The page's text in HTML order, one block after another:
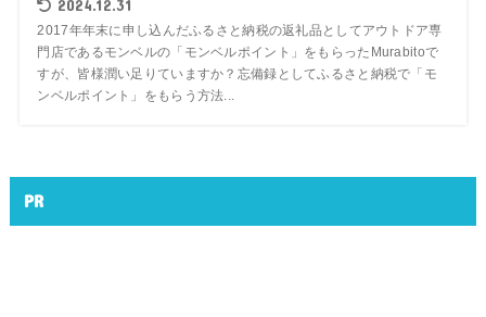
2024.12.31
2017年年末に申し込んだふるさと納税の返礼品としてアウトドア専
門店であるモンベルの「モンベルポイント」をもらったMurabitoで
すが、皆様潤い足りていますか？忘備録としてふるさと納税で「モ
ンベルポイント」をもらう方法...
PR